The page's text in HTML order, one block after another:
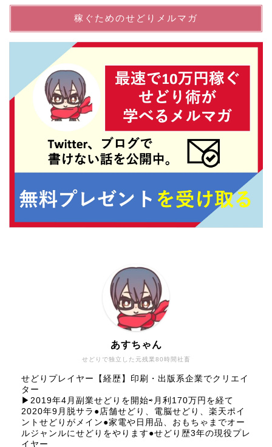
稼ぐためのせどりメルマガ
せどりで独立した元残業80時間社畜
あすちゃん
せどりプレイヤー【経歴】印刷・出版系企業でクリエイ
ター
▶︎2019年4月副業せどりを開始⇨月利170万円を経て
2020年9月脱サラ●店舗せどり、電脳せどり、楽天ポイ
ントせどりがメイン●家電や日用品、おもちゃまでオー
ルジャンルにせどりをやります●せどり歴3年の現役プレ
イヤー